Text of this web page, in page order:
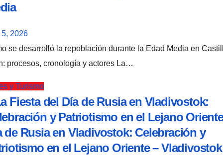
2026
procesos, cronología y actores La…
y Turismo
Fiesta del Día de Rusia en Vladivostok:
y Patriotismo en el Lejano
de Rusia en Vladivostok: Celebración y
en el Lejano Oriente –